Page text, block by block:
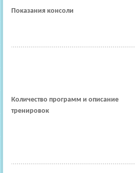
Показания консоли
Количество программ и описание
тренировок